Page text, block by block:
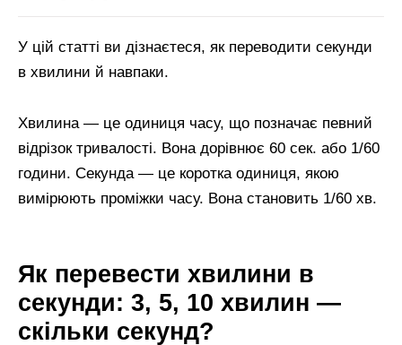
У цій статті ви дізнаєтеся, як переводити секунди
в хвилини й навпаки.
Хвилина — це одиниця часу, що позначає певний
відрізок тривалості. Вона дорівнює 60 сек. або 1/60
години. Секунда — це коротка одиниця, якою
вимірюють проміжки часу. Вона становить 1/60 хв.
Як перевести хвилини в
секунди: 3, 5, 10 хвилин —
скільки секунд?